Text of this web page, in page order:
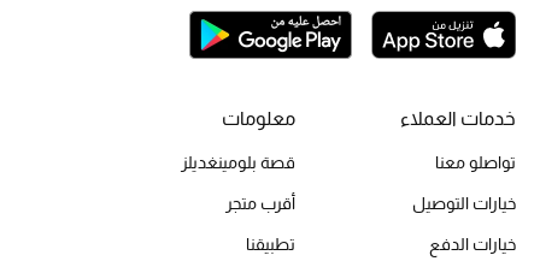
جميع مستحضرات الجمال
خدمات العملاء
تواصلو معنا
خيارات التوصيل
خيارات الدفع
معلومات
قصة بلومينغديلز
أقرب متجر
تطبيقنا